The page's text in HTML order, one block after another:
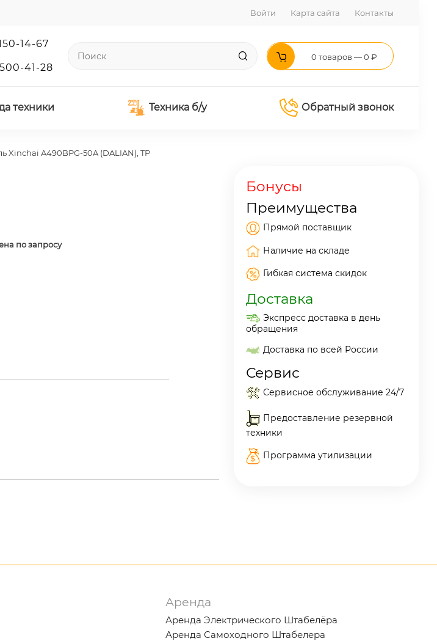
Войти Карта сайта Контакты
14-67
41-28
0 товаров — 0 ₽
техники Техника б/у Обратный звонок
Xinchai A490BPG-50A (DALIAN), TP
по запросу
Бонусы
Преимущества
Прямой поставщик
Наличие на складе
Гибкая система скидок
Доставка
Экспресс доставка в день
обращения
Доставка по всей России
Сервис
Сервисное обслуживание 24/7
Предоставление резервной
техники
Программа утилизации
Аренда
Аренда Электрического Штабелёра
Аренда Самоходного Штабелера